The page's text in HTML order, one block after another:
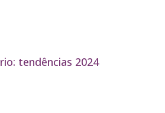
tendências 2024